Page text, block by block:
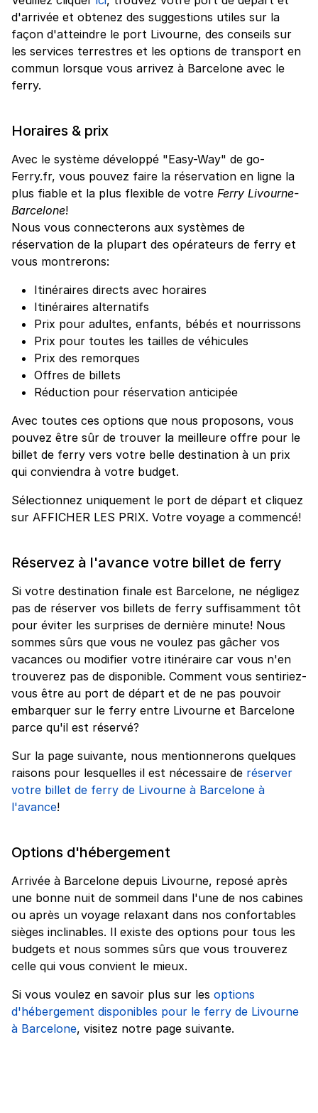
d'arrivée et obtenez des suggestions utiles sur la
façon d'atteindre le port Livourne, des conseils sur
les services terrestres et les options de transport en
commun lorsque vous arrivez à Barcelone avec le
ferry.
Horaires & prix
Avec le système développé "Easy-Way" de go-
Ferry.fr, vous pouvez faire la réservation en ligne la
plus fiable et la plus flexible de votre Ferry Livourne-
Barcelone!
Nous vous connecterons aux systèmes de
réservation de la plupart des opérateurs de ferry et
vous montrerons:
Itinéraires directs avec horaires
Itinéraires alternatifs
Prix pour adultes, enfants, bébés et nourrissons
Prix pour toutes les tailles de véhicules
Prix des remorques
Offres de billets
Réduction pour réservation anticipée
Avec toutes ces options que nous proposons, vous
pouvez être sûr de trouver la meilleure offre pour le
billet de ferry vers votre belle destination à un prix
qui conviendra à votre budget.
Sélectionnez uniquement le port de départ et cliquez
sur AFFICHER LES PRIX. Votre voyage a commencé!
Réservez à l'avance votre billet de ferry
Si votre destination finale est Barcelone, ne négligez
pas de réserver vos billets de ferry suffisamment tôt
pour éviter les surprises de dernière minute! Nous
sommes sûrs que vous ne voulez pas gâcher vos
vacances ou modifier votre itinéraire car vous n'en
trouverez pas de disponible. Comment vous sentiriez-
vous être au port de départ et de ne pas pouvoir
embarquer sur le ferry entre Livourne et Barcelone
parce qu'il est réservé?
Sur la page suivante, nous mentionnerons quelques
raisons pour lesquelles il est nécessaire de réserver
votre billet de ferry de Livourne à Barcelone à
l'avance!
Options d'hébergement
Arrivée à Barcelone depuis Livourne, reposé après
une bonne nuit de sommeil dans l'une de nos cabines
ou après un voyage relaxant dans nos confortables
sièges inclinables. Il existe des options pour tous les
budgets et nous sommes sûrs que vous trouverez
celle qui vous convient le mieux.
Si vous voulez en savoir plus sur les options
d'hébergement disponibles pour le ferry de Livourne
à Barcelone, visitez notre page suivante.